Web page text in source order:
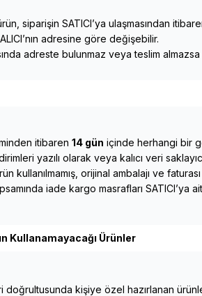
siparişin SATICI’ya ulaşmasından
adresine göre değişebilir.
adreste bulunmaz veya teslim
itibaren 14 gün içinde herhangi bir
yazılı olarak veya kalıcı veri
kullanılmamış, orijinal ambalajı ve
iade kargo masrafları SATICI’ya
Kullanamayacağı Ürünler
doğrultusunda kişiye özel hazırlanan